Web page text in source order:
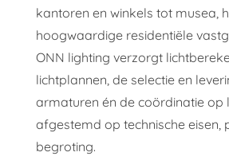
kantoren en winkels tot musea,
hoogwaardige residentiële
ONN lighting verzorgt
lichtplannen, de selectie en
armaturen én de coördinatie op
afgestemd op technische eisen,
begroting.